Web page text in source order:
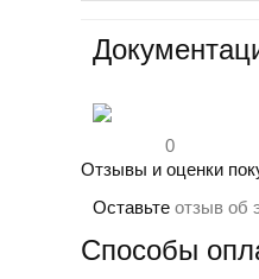
0
Отзывы и оценки
Оставьте отзыв об
Способы